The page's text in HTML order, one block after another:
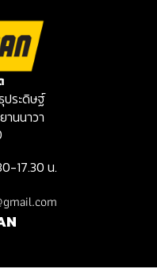
ระดิษฐ์
นนาวา
17.30 น.